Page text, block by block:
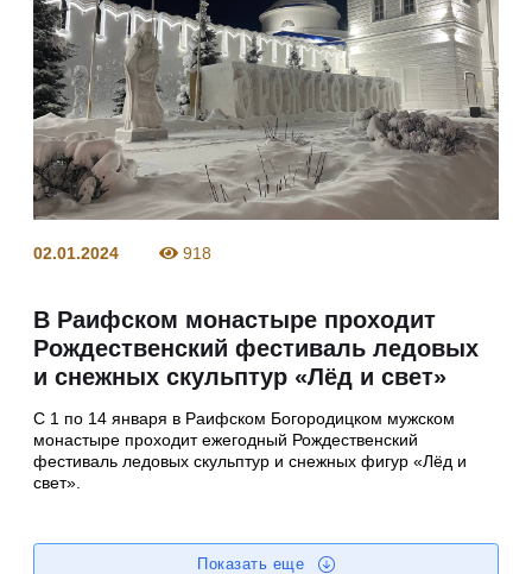
02.01.2024 918
В Раифском монастыре проходит
Рождественский фестиваль ледовых
и снежных скульптур «Лёд и свет»
С 1 по 14 января в Раифском Богородицком мужском
монастыре проходит ежегодный Рождественский
фестиваль ледовых скульптур и снежных фигур «Лёд и
свет».
Показать еще